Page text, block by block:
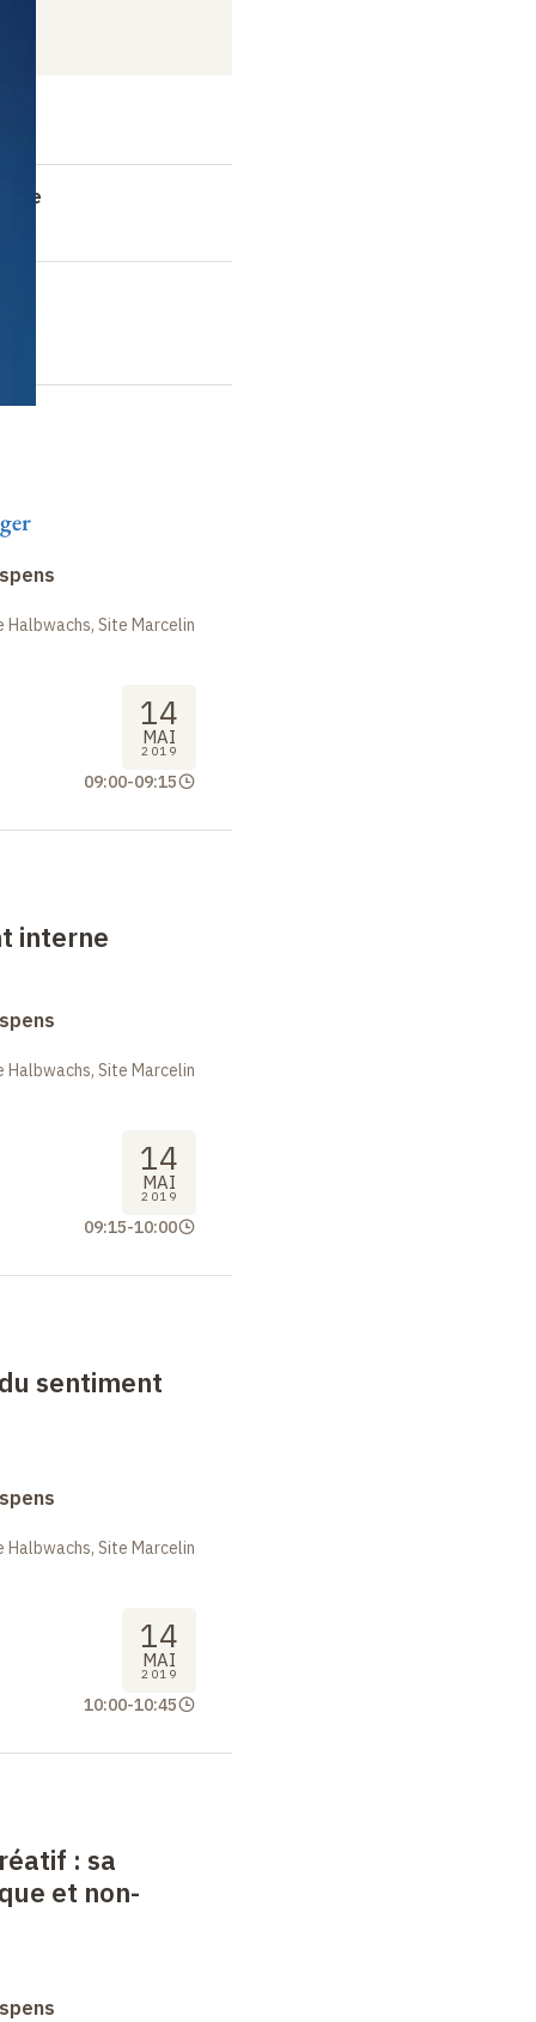
Site Marcelin
14
MAI
2019
09:00-09:15
interne
Site Marcelin
14
MAI
2019
09:15-10:00
sentiment
Site Marcelin
14
MAI
2019
10:00-10:45
: sa
et non-